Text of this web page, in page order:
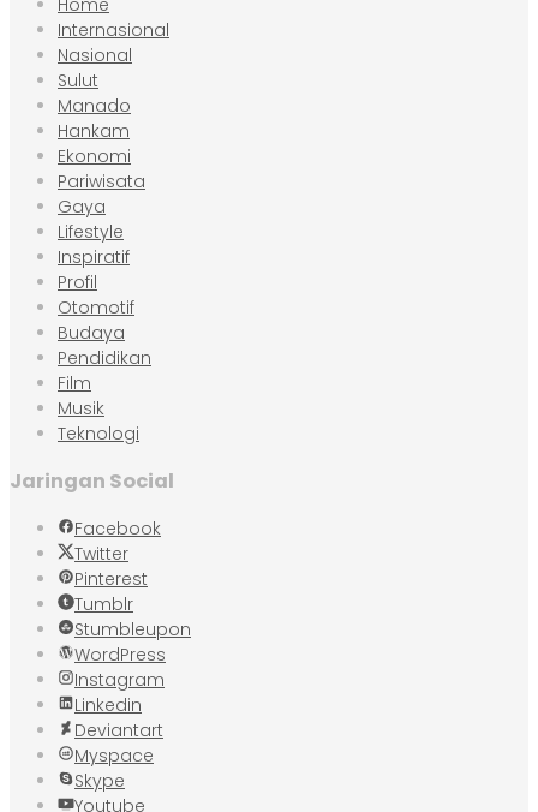
Internasional
Nasional
Sulut
Manado
Hankam
Ekonomi
Pariwisata
Gaya
Lifestyle
Inspiratif
Profil
Otomotif
Budaya
Pendidikan
Film
Musik
Teknologi
Jaringan Social
Facebook
Twitter
Pinterest
Tumblr
Stumbleupon
WordPress
Instagram
Linkedin
Deviantart
Myspace
Skype
Youtube